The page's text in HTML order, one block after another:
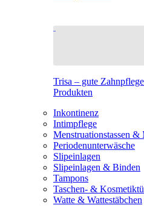
Trisa – gute
Produkten
Inkontinenz
Intimpflege
Menstruationstassen &
Periodenunterwäsche
Slipeinlagen
Slipeinlagen & Binden
Tampons
Taschen- &
Watte & Wattestäbchen